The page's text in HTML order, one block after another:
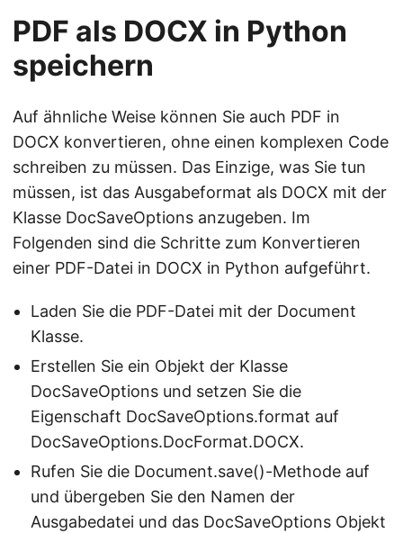
PDF als DOCX in Python
speichern
Auf ähnliche Weise können Sie auch PDF in
DOCX konvertieren, ohne einen komplexen Code
schreiben zu müssen. Das Einzige, was Sie tun
müssen, ist das Ausgabeformat als DOCX mit der
Klasse DocSaveOptions anzugeben. Im
Folgenden sind die Schritte zum Konvertieren
einer PDF-Datei in DOCX in Python aufgeführt.
Laden Sie die PDF-Datei mit der Document
Klasse.
Erstellen Sie ein Objekt der Klasse
DocSaveOptions und setzen Sie die
Eigenschaft DocSaveOptions.format auf
DocSaveOptions.DocFormat.DOCX.
Rufen Sie die Document.save()-Methode auf
und übergeben Sie den Namen der
Ausgabedatei und das DocSaveOptions Objekt